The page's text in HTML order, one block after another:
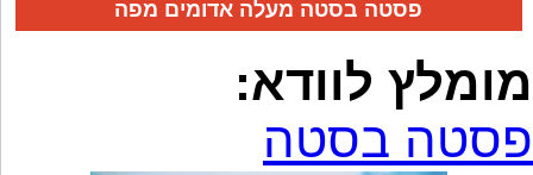
פסטה בסטה מעלה אדומים מפה
מומלץ לוודא:
פסטה בסטה